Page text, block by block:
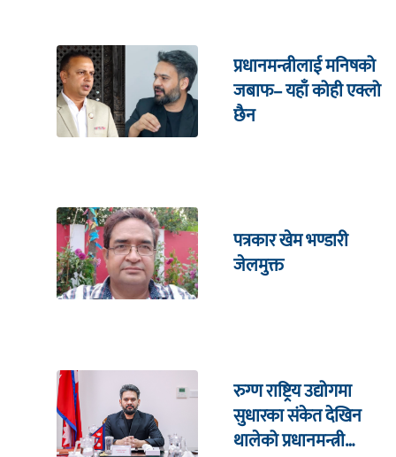
प्रधानमन्त्रीलाई मनिषको
जबाफ– यहाँ कोही एक्लो
छैन
पत्रकार खेम भण्डारी
जेलमुक्त
रुग्ण राष्ट्रिय उद्योगमा
सुधारका संकेत देखिन
थालेको प्रधानमन्त्री